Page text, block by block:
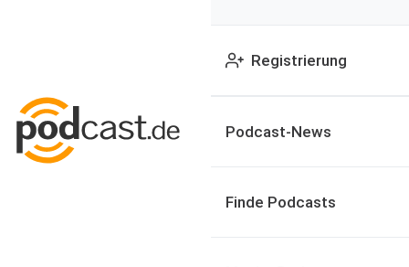
Registrierung
Podcast-News
Finde Podcasts